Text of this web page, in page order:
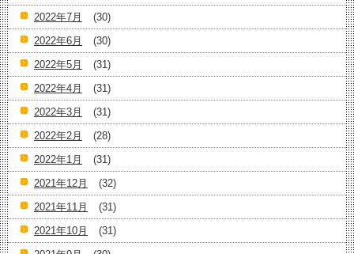
2022年7月
(30)
2022年6月
(30)
2022年5月
(31)
2022年4月
(31)
2022年3月
(31)
2022年2月
(28)
2022年1月
(31)
2021年12月
(32)
2021年11月
(31)
2021年10月
(31)